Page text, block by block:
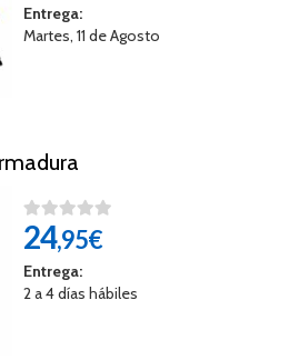
Entrega:
Martes, 11 de Agosto
24,95€
Entrega:
2 a 4 días hábiles